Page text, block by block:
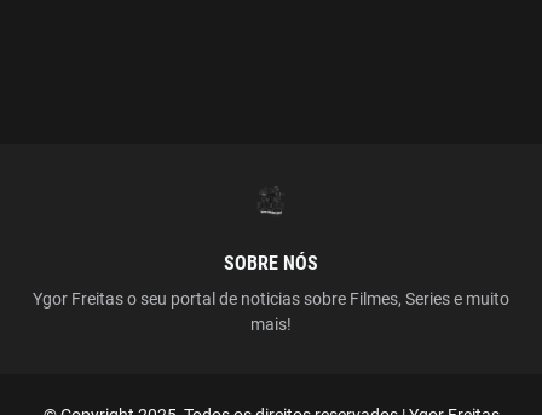
SOBRE NÓS
Ygor Freitas o seu portal de noticias sobre Filmes, Series e muito
mais!